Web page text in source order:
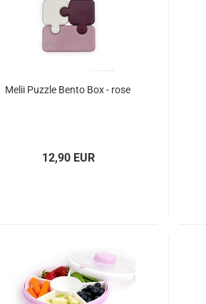
Melii Puzzle Bento Box - rose
12,90 EUR